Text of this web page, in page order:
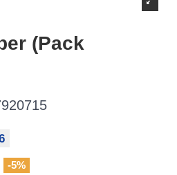
(Pack
-5%